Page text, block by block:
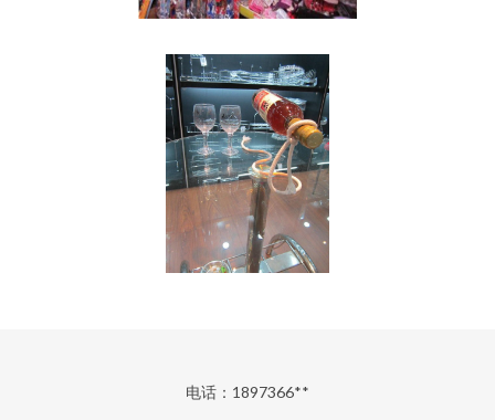
电话：1897366**